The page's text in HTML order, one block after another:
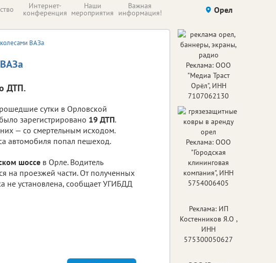
Интернет-
конференция
Наши
мероприятия
Важная
информация! Происшествия Здоровье
Орел
ВАЗа
ДТП.
сутки в Орловской
зарегистрировано 19 ДТП.
— со смертельным исходом.
автомобиля попал пешеход.
шоссе в Орле. Водитель
на проезжей части. От полученных
не установлена, сообщает УГИБДД
Реклама: ООО
"Медиа Траст
Орёл", ИНН
7107062130
Реклама: ООО
"Городская
клининговая
компания", ИНН
5754006405
Реклама: ИП
Костенников Я.О ,
ИНН
575300050627